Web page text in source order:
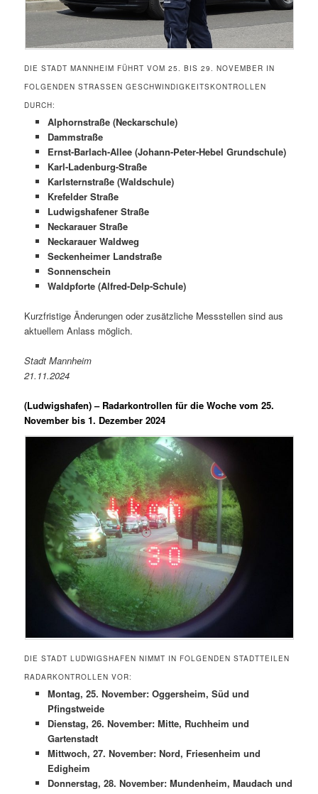
DIE STADT MANNHEIM FÜHRT VOM 25. BIS 29. NOVEMBER IN
FOLGENDEN STRASSEN GESCHWINDIGKEITSKONTROLLEN D
URCH:
Alphornstraße (Neckarschule)
Dammstraße
Ernst-Barlach-Allee (Johann-Peter-Hebel Grundschule)
Karl-Ladenburg-Straße
Karlsternstraße (Waldschule)
Krefelder Straße
Ludwigshafener Straße
Neckarauer Straße
Neckarauer Waldweg
Seckenheimer Landstraße
Sonnenschein
Waldpforte (Alfred-Delp-Schule)
Kurzfristige Änderungen oder zusätzliche Messstellen sind aus
aktuellem Anlass möglich.
Stadt Mannheim
21.11.2024
(Ludwigshafen) – Radarkontrollen für die Woche vom 25.
November bis 1. Dezember 2024
DIE STADT LUDWIGSHAFEN NIMMT IN FOLGENDEN STADTTEILEN
RADARKONTROLLEN VOR:
Montag, 25. November: Oggersheim, Süd und
Pfingstweide
Dienstag, 26. November: Mitte, Ruchheim und
Gartenstadt
Mittwoch, 27. November: Nord, Friesenheim und
Edigheim
Donnerstag, 28. November: Mundenheim, Maudach und